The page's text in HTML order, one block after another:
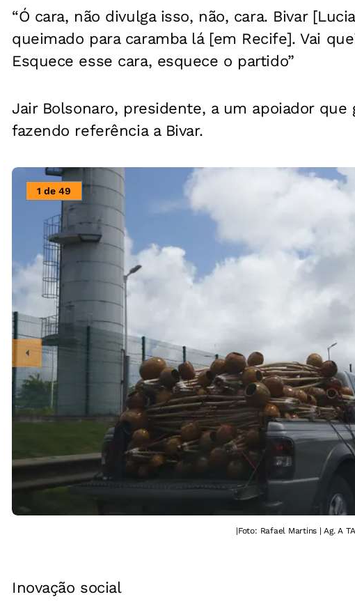
“Ó cara, não divulga isso, não, cara. Bivar
queimado para caramba lá [em Recife]. Vai
Esquece esse cara, esquece o partido”
Jair Bolsonaro, presidente, a um apoiador
fazendo referência a Bivar.
1 de 49
|Foto: Rafael Martins | Ag. A
Inovação social